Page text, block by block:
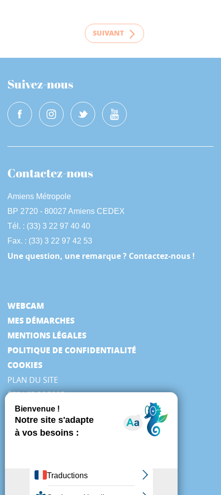
SUIVANT
Suivez-nous
Contactez-nous
Amiens Métropole
BP 2720 - 80027 Amiens CEDEX
Tél. : (33) 3 22 97 40 40
Fax. : (33) 3 22 97 42 53
Une question, une remarque ? Contactez-nous !
WEBCAM
MES DÉMARCHES
MENTIONS LÉGALES
POLITIQUE DE CONFIDENTIALITÉ
COOKIES
PLAN DU SITE
ESPACE PRESSE